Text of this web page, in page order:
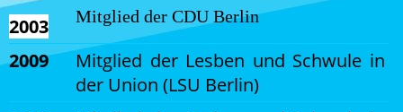
2003
Mitglied der CDU Berlin
2009
Mitglied der Lesben und Schwule in
der Union (LSU Berlin)